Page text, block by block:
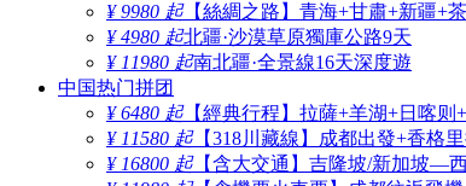
¥ 9980 起【絲綢之路】青海+甘肅+新疆+
¥ 4980 起北疆·沙漠草原獨庫公路9天
¥ 11980 起南北疆·全景線16天深度遊
中国热门拼团
¥ 6480 起【經典行程】拉薩+羊湖+日喀则
¥ 11580 起【318川藏線】成都出發+香格
¥ 16800 起【含大交通】吉隆坡/新加坡—